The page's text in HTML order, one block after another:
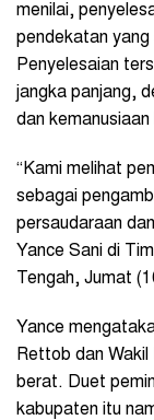
menilai,
pendekatan yang
Penyelesaian
jangka panjang,
dan
“Kami melihat
sebagai
persaudaraan
Yance Sani di
Tengah, Jumat
Yance
Rettob dan
berat. Duet
kabupaten itu